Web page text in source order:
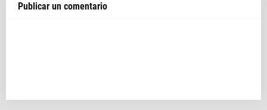
Publicar un comentario